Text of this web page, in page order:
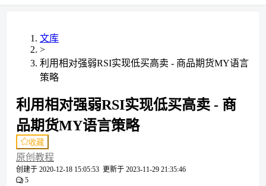
文库
>
利用相对强弱RSI实现低买高卖 - 商品期货MY语言
策略
利用相对强弱RSI实现低买高卖 - 商
品期货MY语言策略
收藏
原创教程
创建于 2020-12-18 15:05:53 更新于 2023-11-29 21:35:46
5